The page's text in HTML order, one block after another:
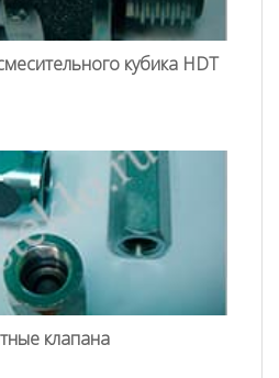
кубика HDT
клапана